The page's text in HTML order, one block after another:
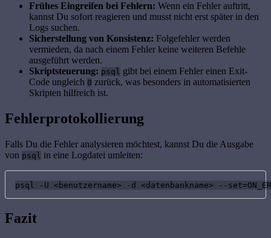
Frühes Eingreifen bei Fehlern: Wenn ein Fehler auftritt,
kannst Du sofort reagieren und musst nicht erst später in den
Logs suchen.
Sicherstellung von Konsistenz: Folgefehler werden
vermieden, da nach einem Fehler keine weiteren Befehle
ausgeführt werden.
Skriptsteuerung: psql gibt bei einem Fehler einen Exit-
Code ungleich 0 zurück, was besonders in automatisierten
Skripten hilfreich ist.
Fehlerprotokollierung
Falls Du die Fehler analysieren möchtest, kannst Du die Ausgabe
von psql in eine Logdatei umleiten:
psql -U <benutzername> -d <datenbankname> --
Fazit